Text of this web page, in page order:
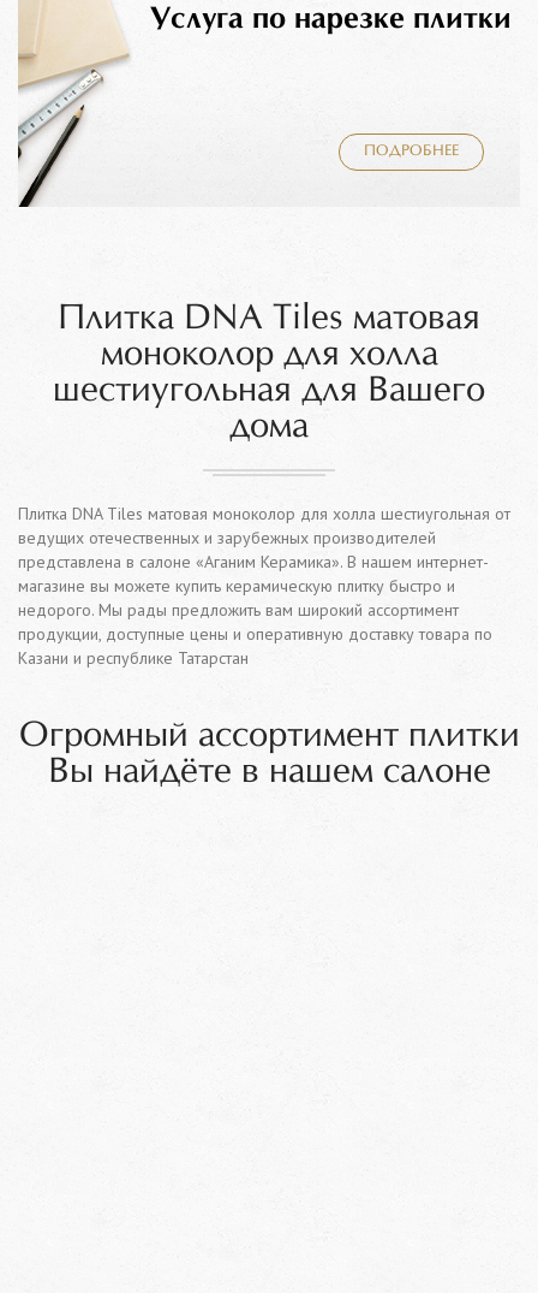
Услуга по нарезке плитки
ПОДРОБНЕЕ
Плитка DNA Tiles матовая
моноколор для холла
шестиугольная для Вашего
дома
Плитка DNA Tiles матовая моноколор для холла шестиугольная от
ведущих отечественных и зарубежных производителей
представлена в салоне «Аганим Керамика». В нашем интернет-
магазине вы можете купить керамическую плитку быстро и
недорого. Мы рады предложить вам широкий ассортимент
продукции, доступные цены и оперативную доставку товара по
Казани и республике Татарстан
Огромный ассортимент плитки
Вы найдёте в нашем салоне